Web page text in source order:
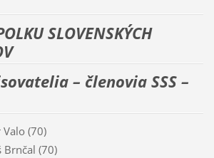
SLOVENSKÝCH
– členovia SSS –
(70)
(70)